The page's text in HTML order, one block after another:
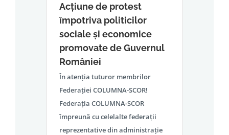
Acțiune de protest
împotriva politicilor
sociale și economice
promovate de Guvernul
României
În atenția tuturor membrilor
Federației COLUMNA-SCOR!
Federația COLUMNA-SCOR
împreună cu celelalte federații
reprezentative din administrație